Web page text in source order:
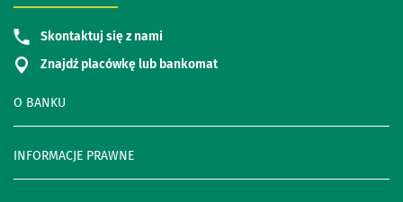
O BANKU
INFORMACJE PRAWNE
Skontaktuj się z nami
Znajdź placówkę lub bankomat